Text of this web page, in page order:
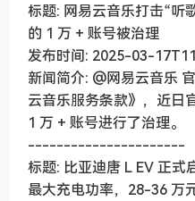
标题: 网易云音乐打击“听
的 1 万 + 账号被治理
发布时间: 2025-03-
新闻简介: @网易云音乐
云音乐服务条款》，近日
1 万 + 账号进行了治理。
----------------------
标题: 比亚迪唐 L EV 正式
最大充电功率，28-36 万